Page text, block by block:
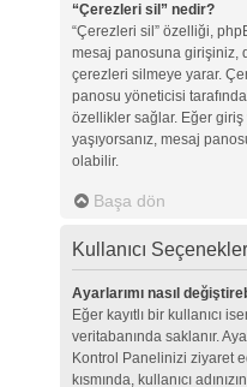
“Çerezleri sil” nedir?
“Çerezleri sil” özelliği,
mesaj panosuna girişiniz,
çerezleri silmeye yarar.
panosu yöneticisi
özellikler sağlar. Eğer giriş
yaşıyorsanız, mesaj
olabilir.
Başa dön
Kullanıcı
Ayarlarımı nasıl
Eğer kayıtlı bir kullanıcı
veritabanında saklanır.
Kontrol Panelinizi ziyaret
kısmında, kullanıcı